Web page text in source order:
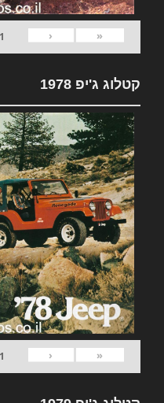
«
‹
1
קטלוג ג'יפ 1978
«
‹
1